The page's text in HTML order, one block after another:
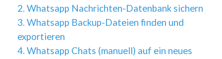
2. Whatsapp Nachrichten-Datenbank sichern
3. Whatsapp Backup-Dateien finden und
exportieren
4. Whatsapp Chats (manuell) auf ein neues